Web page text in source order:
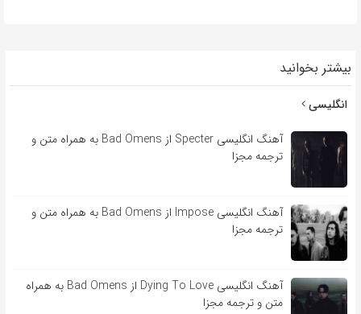
بیشتر بخوانید
انگلیسی
آهنگ انگلیسی Specter از Bad Omens به همراه متن و
ترجمه مجزا
آهنگ انگلیسی Impose از Bad Omens به همراه متن و
ترجمه مجزا
آهنگ انگلیسی Dying To Love از Bad Omens به همراه
متن و ترجمه مجزا